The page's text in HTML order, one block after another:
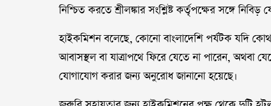
নিশ্চিত করতে শ্রীলঙ্কার সংশ্লিষ্ট কর্তৃপক্ষের সঙ্গে
হাইকমিশন বলেছে, কোনো বাংলাদেশি পর্যটক যদি
আবাসস্থল বা যাত্রাপথে ফিরে যেতে না পারেন, অথবা
যোগাযোগ করার জন্য অনুরোধ জানানো হয়েছে।